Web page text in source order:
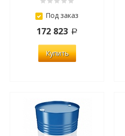
Под заказ
172 823
Купить